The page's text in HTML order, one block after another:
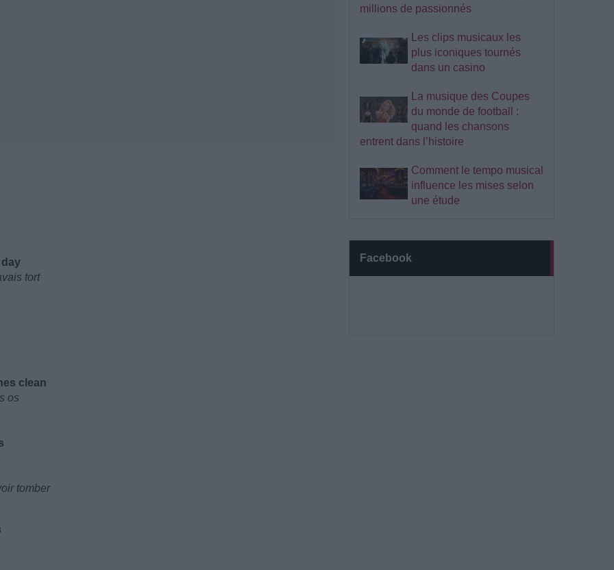
millions de passionnés
Les clips musicaux les
plus iconiques tournés
dans un casino
La musique des Coupes
du monde de football :
quand les chansons
entrent dans l’histoire
Comment le tempo musical
influence les mises selon
une étude
Facebook
tort
clean
os
tomber